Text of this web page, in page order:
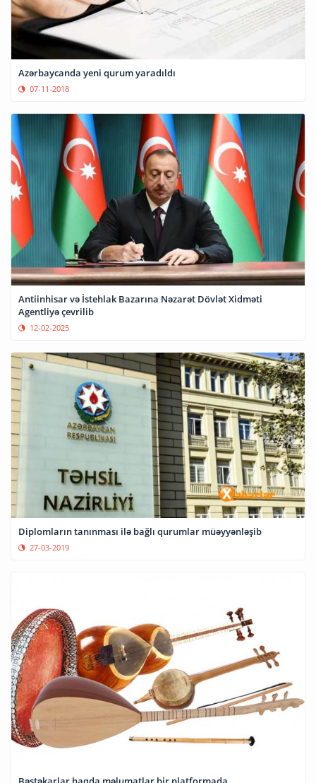
Azərbaycanda yeni qurum yaradıldı
07-11-2018
Antiinhisar və İstehlak Bazarına Nəzarət Dövlət Xidməti
Agentliyə çevrilib
12-02-2025
Diplomların tanınması ilə bağlı qurumlar müəyyənləşib
27-03-2019